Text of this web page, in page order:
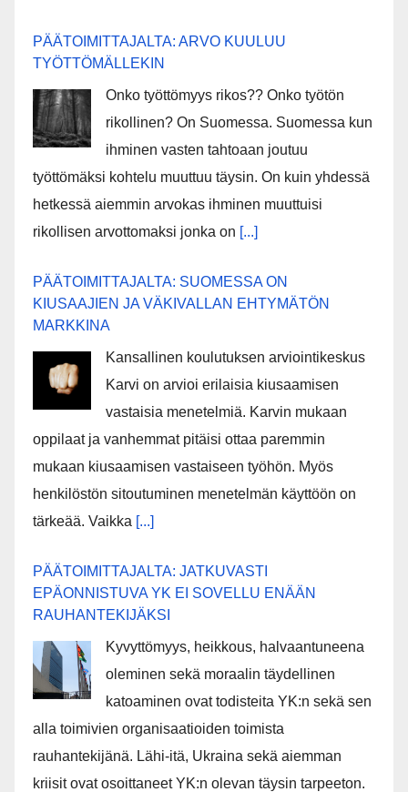
PÄÄTOIMITTAJALTA: ARVO KUULUU
TYÖTTÖMÄLLEKIN
Onko työttömyys rikos?? Onko työtön
rikollinen? On Suomessa. Suomessa kun
ihminen vasten tahtoaan joutuu
työttömäksi kohtelu muuttuu täysin. On kuin yhdessä
hetkessä aiemmin arvokas ihminen muuttuisi
rikollisen arvottomaksi jonka on [...]
PÄÄTOIMITTAJALTA: SUOMESSA ON
KIUSAAJIEN JA VÄKIVALLAN EHTYMÄTÖN
MARKKINA
Kansallinen koulutuksen arviointikeskus
Karvi on arvioi erilaisia kiusaamisen
vastaisia menetelmiä. Karvin mukaan
oppilaat ja vanhemmat pitäisi ottaa paremmin
mukaan kiusaamisen vastaiseen työhön. Myös
henkilöstön sitoutuminen menetelmän käyttöön on
tärkeää. Vaikka [...]
PÄÄTOIMITTAJALTA: JATKUVASTI
EPÄONNISTUVA YK EI SOVELLU ENÄÄN
RAUHANTEKIJÄKSI
Kyvyttömyys, heikkous, halvaantuneena
oleminen sekä moraalin täydellinen
katoaminen ovat todisteita YK:n sekä sen
alla toimivien organisaatioiden toimista
rauhantekijänä. Lähi-itä, Ukraina sekä aiemman
kriisit ovat osoittaneet YK:n olevan täysin tarpeeton.